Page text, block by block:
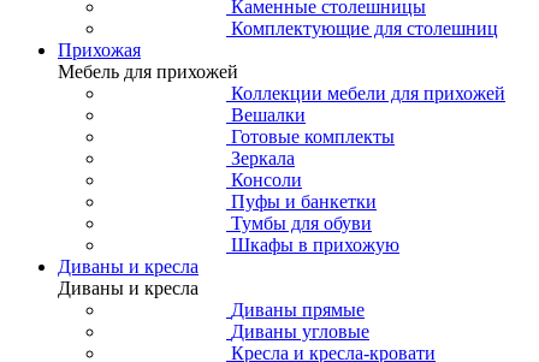
Каменные столешницы
Комплектующие для столешниц
Прихожая
Мебель для прихожей
Коллекции мебели для прихожей
Вешалки
Готовые комплекты
Зеркала
Консоли
Пуфы и банкетки
Тумбы для обуви
Шкафы в прихожую
Диваны и кресла
Диваны и кресла
Диваны прямые
Диваны угловые
Кресла и кресла-кровати